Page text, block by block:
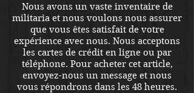
Nous avons un vaste inventaire de
militaria et nous voulons nous assurer
que vous êtes satisfait de votre
expérience avec nous. Nous acceptons
les cartes de crédit en ligne ou par
téléphone. Pour acheter cet article,
envoyez-nous un message et nous
vous répondrons dans les 48 heures.